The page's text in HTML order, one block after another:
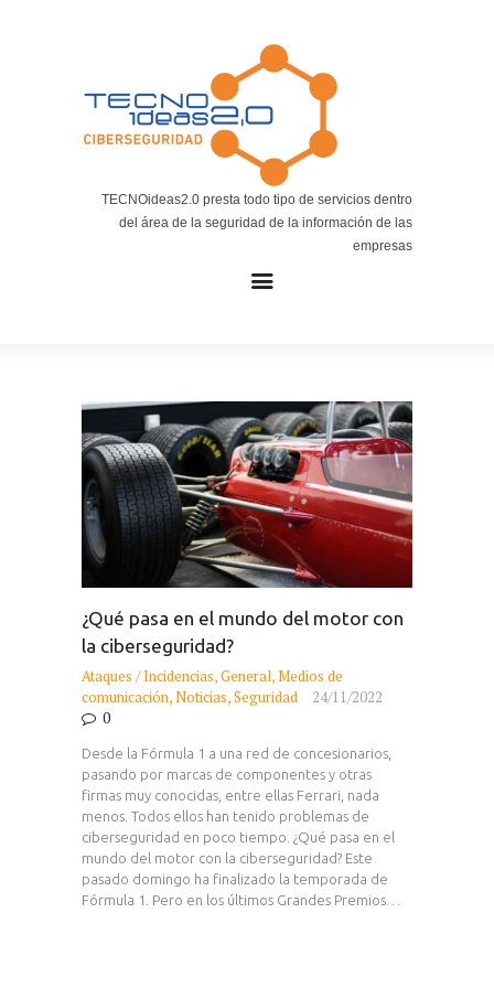
TECNOideas2.0 presta todo tipo de servicios dentro
del área de la seguridad de la información de las
empresas
BLOG TECNOIDEAS
Noticias tecnológicas.
¿Qué pasa en el mundo del motor con
la ciberseguridad?
Ataques / Incidencias,General,Medios de
comunicación,Noticias,Seguridad
24/11/2022
0
Desde la Fórmula 1 a una red de concesionarios,
pasando por marcas de componentes y otras
firmas muy conocidas, entre ellas Ferrari, nada
menos. Todos ellos han tenido problemas de
ciberseguridad en poco tiempo. ¿Qué pasa en el
mundo del motor con la ciberseguridad? Este
pasado domingo ha finalizado la temporada de
Fórmula 1. Pero en los últimos Grandes Premios…